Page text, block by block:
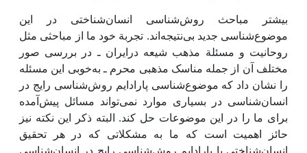
بیشتر مباحث روش‌شناسی انسان‌شناختی در ‌این
موضوع‌شناسی جدید بی‌نتیجه‌اند. تجربة خود ما از مباحثی مثل
روحانیت و مسئلة مذهب شیعه در‌ایران ـ در بررسی صور
مختلف آن از جمله مناسک مذهبی محرم ـ به‌خوبی ‌این مسئله
را نشان داد که موضوع‌شناسی پارادایم روش‌شناسی رایج در
انسان‌شناسی در بسیاری موارد نمی‌تواند مسائل پیش‌آمده
برای ما را در ‌این موضوعات حل کند. البته ذکر ‌این نکته نیز
حائز اهمیت است که ما به مشکلاتی که در هر تحقیق